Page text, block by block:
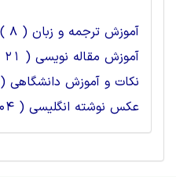
آموزش ترجمه و زبان ( 8 )
آموزش مقاله نویسی ( 21 )
نکات و آموزش دانشگاهی ( 1 )
عکس نوشته انگلیسی ( 104 )